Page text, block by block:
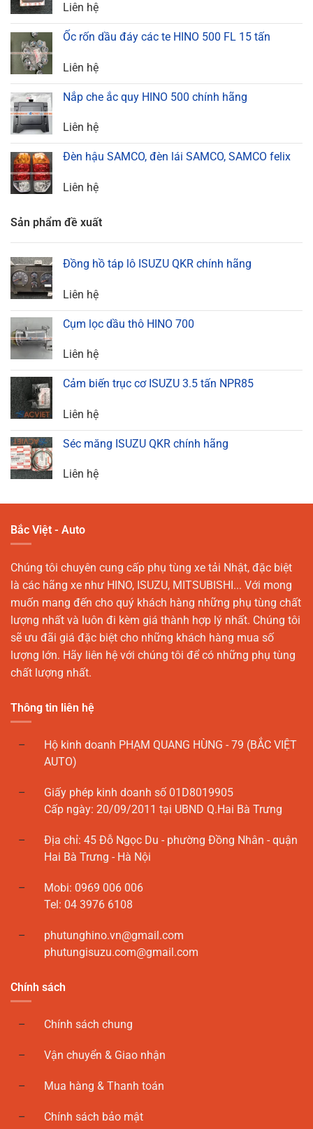
Liên hệ
Ốc rốn dầu đáy các te HINO 500 FL 15 tấn
Liên hệ
Nắp che ắc quy HINO 500 chính hãng
Liên hệ
Đèn hậu SAMCO, đèn lái SAMCO, SAMCO felix
Liên hệ
Sản phẩm đề xuất
Đồng hồ táp lô ISUZU QKR chính hãng
Liên hệ
Cụm lọc dầu thô HINO 700
Liên hệ
Cảm biến trục cơ ISUZU 3.5 tấn NPR85
Liên hệ
Séc măng ISUZU QKR chính hãng
Liên hệ
Bắc Việt - Auto
Chúng tôi chuyên cung cấp phụ tùng xe tải Nhật, đặc biệt
là các hãng xe như HINO, ISUZU, MITSUBISHI... Với mong
muốn mang đến cho quý khách hàng những phụ tùng chất
lượng nhất và luôn đi kèm giá thành hợp lý nhất. Chúng tôi
sẽ ưu đãi giá đặc biệt cho những khách hàng mua số
lượng lớn. Hãy liên hệ với chúng tôi để có những phụ tùng
chất lượng nhất.
Thông tin liên hệ
Hộ kinh doanh PHẠM QUANG HÙNG - 79 (BẮC VIỆT
AUTO)
Giấy phép kinh doanh số 01D8019905
Cấp ngày: 20/09/2011 tại UBND Q.Hai Bà Trưng
Địa chỉ: 45 Đỗ Ngọc Du - phường Đồng Nhân - quận
Hai Bà Trưng - Hà Nội
Mobi: 0969 006 006
Tel: 04 3976 6108
phutunghino.vn@gmail.com
phutungisuzu.com@gmail.com
Chính sách
Chính sách chung
Vận chuyển & Giao nhận
Mua hàng & Thanh toán
Chính sách bảo mật